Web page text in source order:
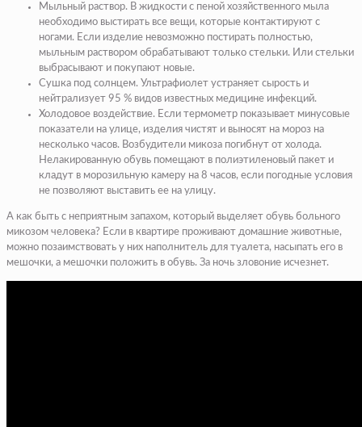
Мыльный раствор. В жидкости с пеной хозяйственного мыла
необходимо выстирать все вещи, которые контактируют с
ногами. Если изделие невозможно постирать полностью,
мыльным раствором обрабатывают только стельки. Или стельки
выбрасывают и покупают новые.
Сушка под солнцем. Ультрафиолет устраняет сырость и
нейтрализует 95 % видов известных медицине инфекций.
Холодовое воздействие. Если термометр показывает минусовые
показатели на улице, изделия чистят и выносят на мороз на
несколько часов. Возбудители микоза погибнут от холода.
Нелакированную обувь помещают в полиэтиленовый пакет и
кладут в морозильную камеру на 8 часов, если погодные условия
не позволяют выставить ее на улицу.
А как быть с неприятным запахом, который выделяет обувь больного
микозом человека? Если в квартире проживают домашние животные,
можно позаимствовать у них наполнитель для туалета, насыпать его в
мешочки, а мешочки положить в обувь. За ночь зловоние исчезнет.